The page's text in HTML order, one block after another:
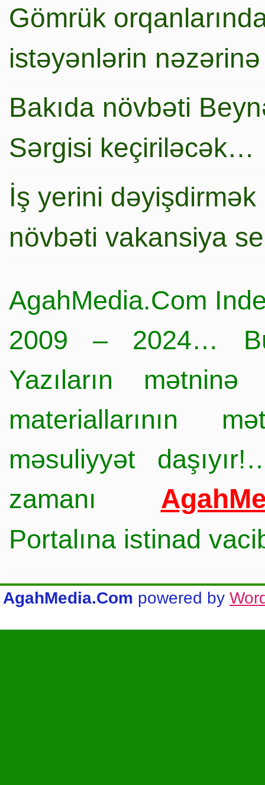
Gömrük
istəyənlərin nəzərinə
Bakıda növbəti
Sərgisi keçiriləcək…
İş yerini
növbəti vakansiya
AgahMedia.Com
2009 – 2024…
Yazıların
materiallarının
məsuliyyət
zamanı
Portalına istinad
AgahMedia.Com powered by